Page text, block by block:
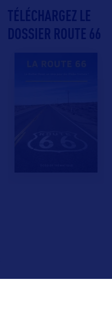
TÉLÉCHARGEZ LE
DOSSIER ROUTE 66